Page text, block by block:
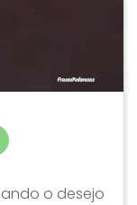
o desejo